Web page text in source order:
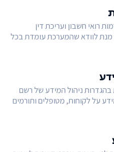
רואי חשבון ועריכת דין
לוודא שהמערכת עומדת בכל
ניהול המידע של רשם
על לקוחות, מטופלים ותורמים